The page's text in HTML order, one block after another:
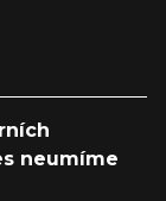
neumíme